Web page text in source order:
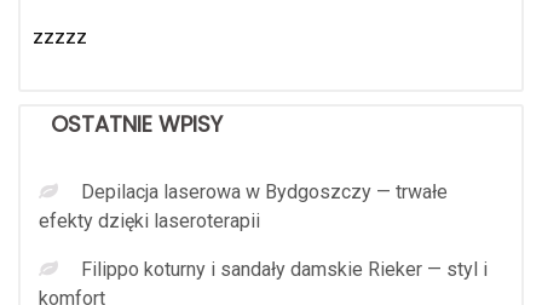
zzzzz
OSTATNIE WPISY
Depilacja laserowa w Bydgoszczy — trwałe
efekty dzięki laseroterapii
Filippo koturny i sandały damskie Rieker — styl i
komfort